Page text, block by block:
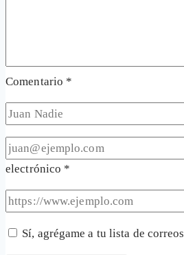
Comentario *
electrónico *
Sí, agrégame a tu lista de correos